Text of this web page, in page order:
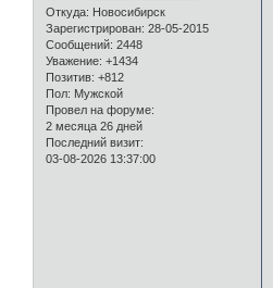
Откуда: Новосибирск
Зарегистрирован: 28-05-2015
Сообщений: 2448
Уважение: +1434
Позитив: +812
Пол: Мужской
Провел на форуме:
2 месяца 26 дней
Последний визит:
03-08-2026 13:37:00